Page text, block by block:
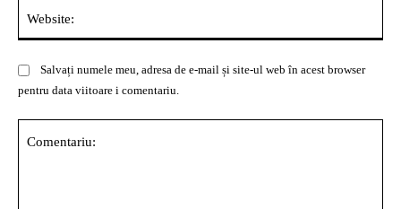
Salvați numele meu, adresa de e-mail și site-ul web în acest browser
pentru data viitoare i comentariu.